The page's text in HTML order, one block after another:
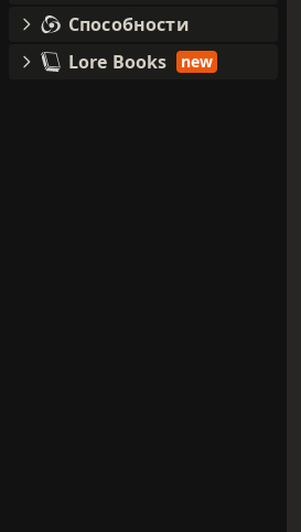
Способности
Lore Books
new